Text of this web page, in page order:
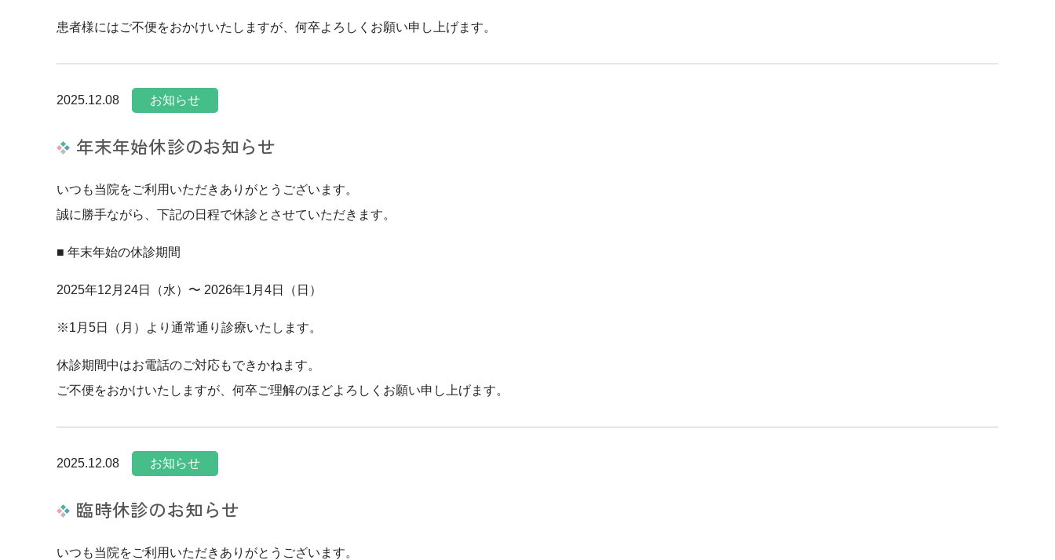
患者様にはご不便をおかけいたしますが、何卒よろしくお願い申し上げます。
2025.12.08 お知らせ
年末年始休診のお知らせ
いつも当院をご利用いただきありがとうございます。
誠に勝手ながら、下記の日程で休診とさせていただきます。
■ 年末年始の休診期間
2025年12月24日（水）〜 2026年1月4日（日）
※1月5日（月）より通常通り診療いたします。
休診期間中はお電話のご対応もできかねます。
ご不便をおかけいたしますが、何卒ご理解のほどよろしくお願い申し上げます。
2025.12.08 お知らせ
臨時休診のお知らせ
いつも当院をご利用いただきありがとうございます。